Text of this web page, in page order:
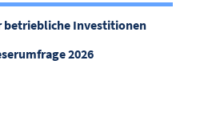
betriebliche Investitionen
2026